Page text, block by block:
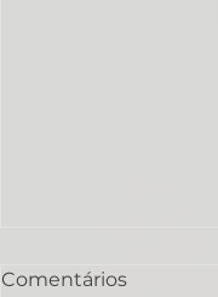
Comentários